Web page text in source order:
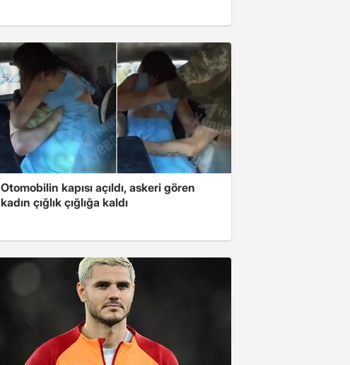
Otomobilin kapısı açıldı, askeri gören
kadın çığlık çığlığa kaldı